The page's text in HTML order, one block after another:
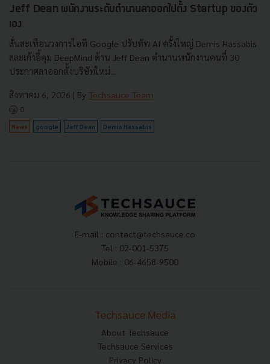
Jeff Dean พนักงานระดับตำนานลาออกไปตั้ง Startup ของตัว
เอง
สั่นสะเทือนวงการไอที Google ปรับทัพ AI ครั้งใหญ่ Demis Hassabis
สละเก้าอี้คุม DeepMind ด้าน Jeff Dean ตำนานพนักงานคนที่ 30
ประกาศลาออกตั้งบริษัทใหม่...
สิงหาคม 6, 2026 | By Techsauce Team
0
News google Jeff Dean Demis Hassabis
E-mail : contact@techsauce.co
Tel : 02-001-5375
Mobile : 06-4658-9500
Techsauce Media
About Techsauce
Techsauce Services
Privacy Policy